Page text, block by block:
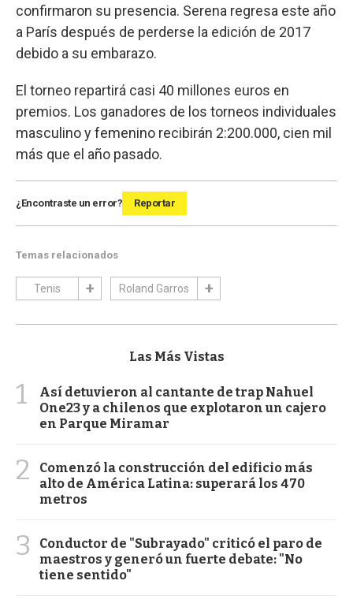
confirmaron su presencia. Serena regresa este año
a París después de perderse la edición de 2017
debido a su embarazo.
El torneo repartirá casi 40 millones euros en
premios. Los ganadores de los torneos individuales
masculino y femenino recibirán 2:200.000, cien mil
más que el año pasado.
¿Encontraste un error? Reportar
Temas relacionados
Tenis Roland Garros
Las Más Vistas
1
Así detuvieron al cantante de trap Nahuel
One23 y a chilenos que explotaron un cajero
en Parque Miramar
2
Comenzó la construcción del edificio más
alto de América Latina: superará los 470
metros
3
Conductor de "Subrayado" criticó el paro de
maestros y generó un fuerte debate: "No
tiene sentido"